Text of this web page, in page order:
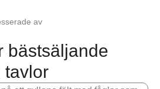
av
bästsäljande
tavlor